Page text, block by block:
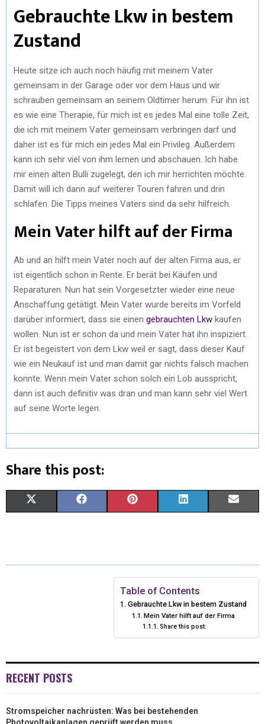
Gebrauchte Lkw in bestem
Zustand
Heute sitze ich auch noch häufig mit meinem Vater
gemeinsam in der Garage oder vor dem Haus und wir
schrauben gemeinsam an seinem Oldtimer herum. Für ihn ist
es wie eine Therapie, für mich ist es jedes Mal eine tolle Zeit,
die ich mit meinem Vater gemeinsam verbringen darf und
daher ist es für mich ein jedes Mal ein Privileg. Außerdem
kann ich sehr viel von ihm lernen und abschauen. Ich habe
mir einen alten Bulli zugelegt, den ich mir herrichten möchte.
Damit will ich dann auf weiterer Touren fahren und drin
schlafen. Die Tipps meines Vaters sind da sehr hilfreich.
Mein Vater hilft auf der Firma
Ab und an hilft mein Vater noch auf der alten Firma aus, er
ist eigentlich schon in Rente. Er berät bei Käufen und
Reparaturen. Nun hat sein Vorgesetzter wieder eine neue
Anschaffung getätigt. Mein Vater wurde bereits im Vorfeld
darüber informiert, dass sie einen gebrauchten Lkw kaufen
wollen. Nun ist er schon da und mein Vater hat ihn inspiziert.
Er ist begeistert von dem Lkw weil er sagt, dass dieser Kauf
wie ein Neukauf ist und man damit gar nichts falsch machen
konnte. Wenn mein Vater schon solch ein Lob ausspricht,
dann ist auch definitiv was dran und man kann sehr viel Wert
auf seine Worte legen.
Share this post:
W
R
E T
R
E
K
E
D
I
I
Table of Contents
Gebrauchte Lkw in bestem Zustand
Mein Vater hilft auf der Firma
Share this post:
RECENT POSTS
Stromspeicher nachrüsten: Was bei bestehenden
Photovoltaikanlagen geprüft werden muss